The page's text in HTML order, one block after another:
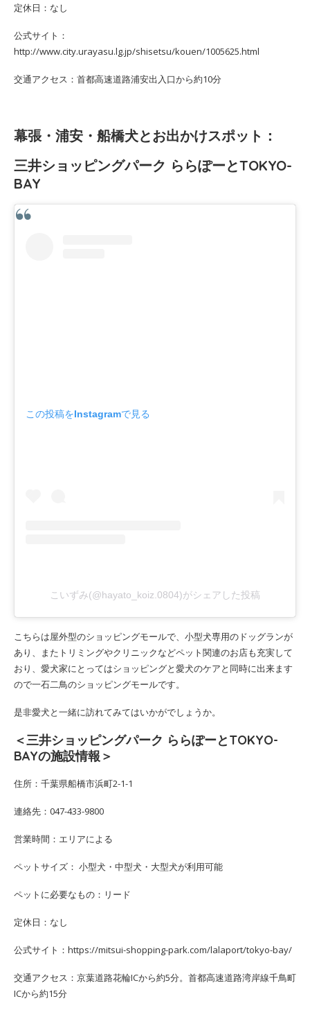
定休日：なし
公式サイト：
http://www.city.urayasu.lg.jp/shisetsu/kouen/1005625.html
交通アクセス：首都高速道路浦安出入口から約10分
幕張・浦安・船橋犬とお出かけスポット：
三井ショッピングパーク ららぽーとTOKYO-
BAY
この投稿をInstagramで見る
こいずみ(@hayato_koiz.0804)がシェアした投稿
こちらは屋外型のショッピングモールで、小型犬専用のドッグランが
あり、またトリミングやクリニックなどペット関連のお店も充実して
おり、愛犬家にとってはショッピングと愛犬のケアと同時に出来ます
ので一石二鳥のショッピングモールです。
是非愛犬と一緒に訪れてみてはいかがでしょうか。
＜三井ショッピングパーク ららぽーとTOKYO-
BAYの施設情報＞
住所：千葉県船橋市浜町2-1-1
連絡先：047-433-9800
営業時間：エリアによる
ペットサイズ： 小型犬・中型犬・大型犬が利用可能
ペットに必要なもの：リード
定休日：なし
公式サイト：https://mitsui-shopping-park.com/lalaport/tokyo-bay/
交通アクセス：京葉道路花輪ICから約5分。首都高速道路湾岸線千鳥町
ICから約15分